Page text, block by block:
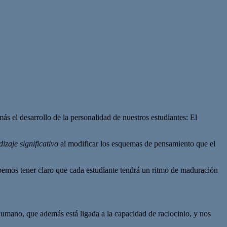
el desarrollo de la personalidad de nuestros estudiantes: El
significativo al modificar los esquemas de pensamiento que el
tener claro que cada estudiante tendrá un ritmo de maduración
que además está ligada a la capacidad de raciocinio, y nos